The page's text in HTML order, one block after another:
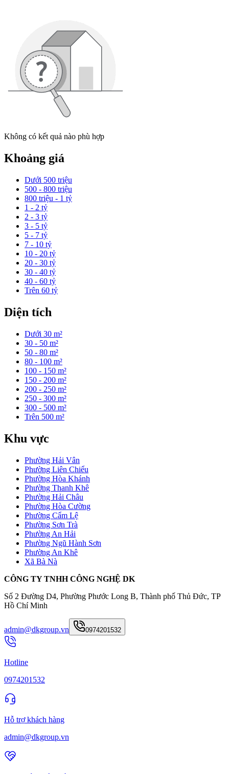
Không có kết quả nào phù hợp
Khoảng giá
Dưới 500 triệu
500 - 800 triệu
800 triệu - 1 tỷ
1 - 2 tỷ
2 - 3 tỷ
3 - 5 tỷ
5 - 7 tỷ
7 - 10 tỷ
10 - 20 tỷ
20 - 30 tỷ
30 - 40 tỷ
40 - 60 tỷ
Trên 60 tỷ
Diện tích
Dưới 30 m²
30 - 50 m²
50 - 80 m²
80 - 100 m²
100 - 150 m²
150 - 200 m²
200 - 250 m²
250 - 300 m²
300 - 500 m²
Trên 500 m²
Khu vực
Phường Hải Vân
Phường Liên Chiểu
Phường Hòa Khánh
Phường Thanh Khê
Phường Hải Châu
Phường Hòa Cường
Phường Cẩm Lệ
Phường Sơn Trà
Phường An Hải
Phường Ngũ Hành Sơn
Phường An Khê
Xã Bà Nà
CÔNG TY TNHH CÔNG NGHỆ DK
Số 2 Đường D4, Phường Phước Long B, Thành phố Thủ Đức, TP
Hồ Chí Minh
admin@dkgroup.vn 0974201532
Hotline
0974201532
Hỗ trợ khách hàng
admin@dkgroup.vn